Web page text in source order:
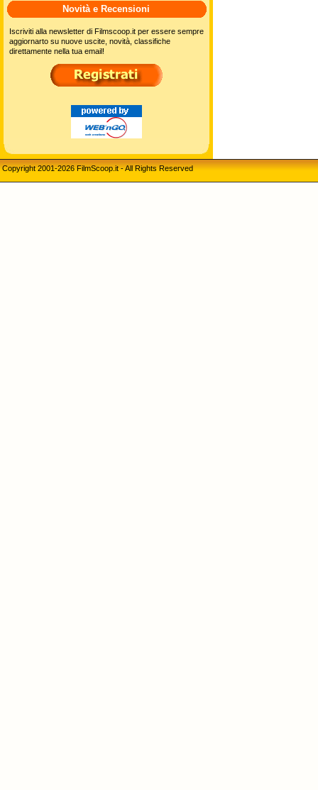
Novità e Recensioni
Iscriviti alla newsletter di Filmscoop.it per essere sempre
aggiornarto su nuove uscite, novità, classifiche
direttamente nella tua email!
Copyright 2001-2026 FilmScoop.it - All Rights Reserved